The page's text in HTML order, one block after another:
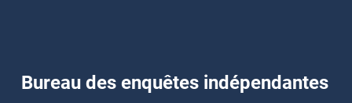
Bureau des enquêtes indépendantes